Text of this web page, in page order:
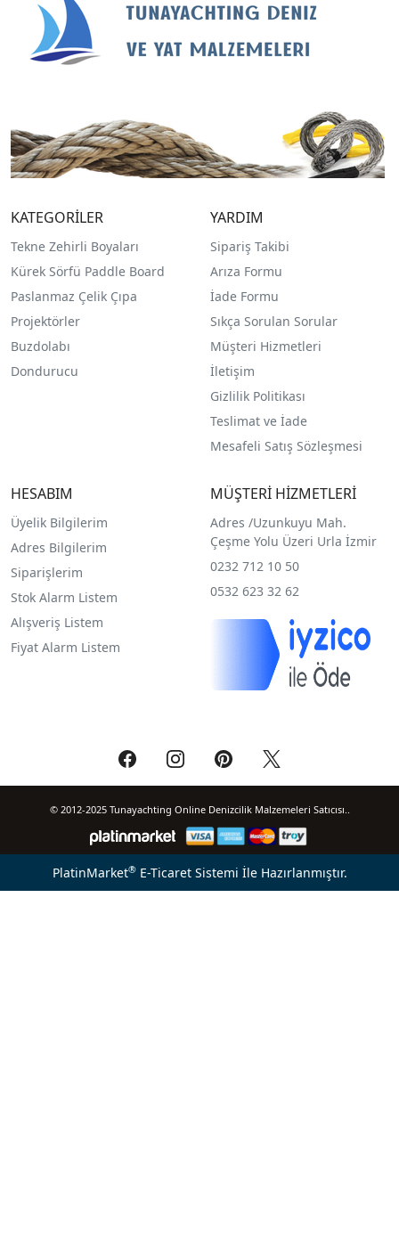
KATEGORİLER
Tekne Zehirli Boyaları
Kürek Sörfü Paddle Board
Paslanmaz Çelik Çıpa
Projektörler
Buzdolabı
Dondurucu
YARDIM
Sipariş Takibi
Arıza Formu
İade Formu
Sıkça Sorulan Sorular
Müşteri Hizmetleri
İletişim
Gizlilik Politikası
Teslimat ve İade
Mesafeli Satış Sözleşmesi
HESABIM
Üyelik Bilgilerim
Adres Bilgilerim
Siparişlerim
Stok Alarm Listem
Alışveriş Listem
Fiyat Alarm Listem
MÜŞTERİ HİZMETLERİ
Adres /Uzunkuyu Mah.
Çeşme Yolu Üzeri Urla İzmir
0232 712 10 50
0532 623 32 62
© 2012-2025 Tunayachting Online Denizcilik Malzemeleri Satıcısı..
PlatinMarket®E-Ticaret Sistemi İle Hazırlanmıştır.